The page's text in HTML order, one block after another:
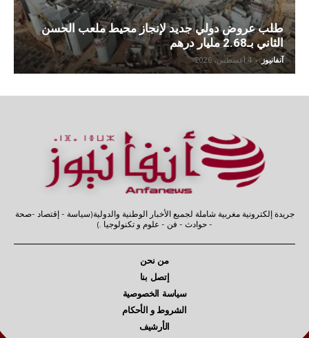
طلب عروض دولي جديد لإنجاز محيط ملعب الحسن
الثاني بـ2.68 مليار درهم
آنفانيوز - 4 أغسطس، 2026
جريدة إلكترونية مغربية شاملة لجميع الأخبار الوطنية والدولية(سياسة - إقتصاد -صحة
- حوادث - فن - علوم و تكنولوجيا .)
من نحن
إتصل بنا
سياسة الخصوصية
الشروط و الأحكام
الأرشيف